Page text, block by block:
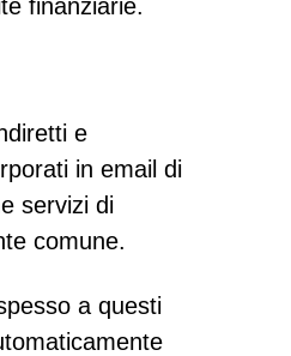
finanziarie.
e
in email di
servizi di
comune.
a questi